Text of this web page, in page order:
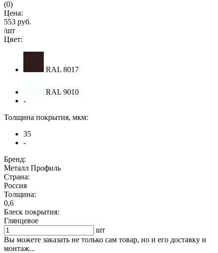
(0)
Цена:
553 руб.
/шт
Цвет:
RAL 8017
RAL 9010
-
Толщина покрытия, мкм:
35
-
Бренд:
Металл Профиль
Страна:
Россия
Толщина:
0,6
Блеск покрытия:
Глянцевое
шт
Вы можете заказать не только сам товар, но и его доставку и
монтаж...